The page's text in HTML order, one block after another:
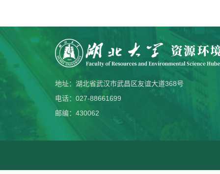
地址：湖北省武汉市武昌区友谊大道368号
电话：027-88661699
邮编：430062